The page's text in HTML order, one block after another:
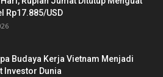
Rp17.885/USD
Budaya Kerja Vietnam Menjadi
Investor Dunia